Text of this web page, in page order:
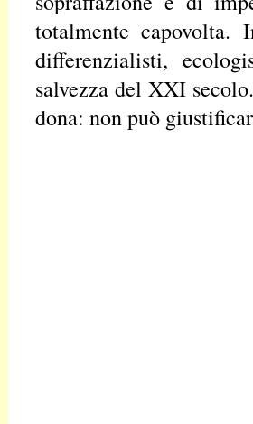
totalmente
differenzialisti,
salvezza del XXI
dona: non può